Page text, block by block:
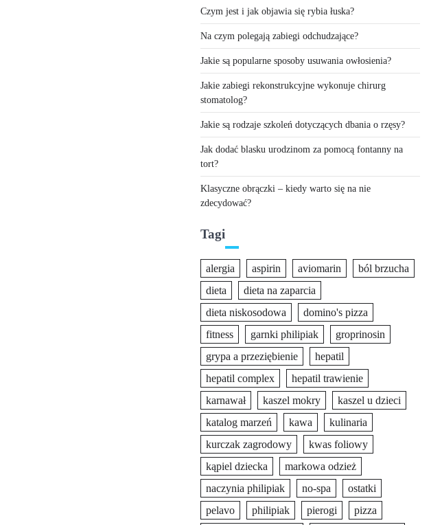
Czym jest i jak objawia się rybia łuska?
Na czym polegają zabiegi odchudzające?
Jakie są popularne sposoby usuwania owłosienia?
Jakie zabiegi rekonstrukcyjne wykonuje chirurg
stomatolog?
Jakie są rodzaje szkoleń dotyczących dbania o rzęsy?
Jak dodać blasku urodzinom za pomocą fontanny na
tort?
Klasyczne obrączki – kiedy warto się na nie
zdecydować?
Tagi
alergia aspirin aviomarin
ból brzucha
dieta
dieta na zaparcia
dieta niskosodowa
domino's pizza
fitness
garnki philipiak
groprinosin
grypa a przeziębienie
hepatil
hepatil complex
hepatil trawienie
karnawał
kaszel mokry
kaszel u dzieci
katalog marzeń
kawa
kulinaria
kurczak zagrodowy
kwas foliowy
kąpiel dziecka
markowa odzież
naczynia philipiak
no-spa
ostatki
pelavo
philipiak pierogi pizza